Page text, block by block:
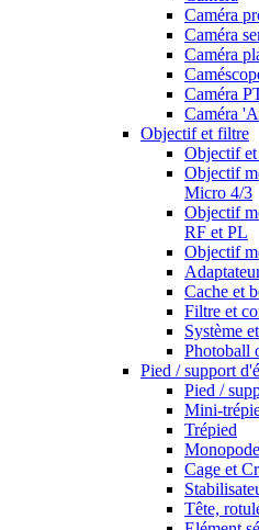
Caméra
Caméra
Caméra
Caméra
Caméra
Objectif et filtre
Objectif
Objectif
Micro 4/3
Objectif
RF et PL
Objectif
Cache et
Filtre et
Système
Photoball
Pied / support
Pied /
Mini-
Trépied
Monopode
Cage et
Tête,